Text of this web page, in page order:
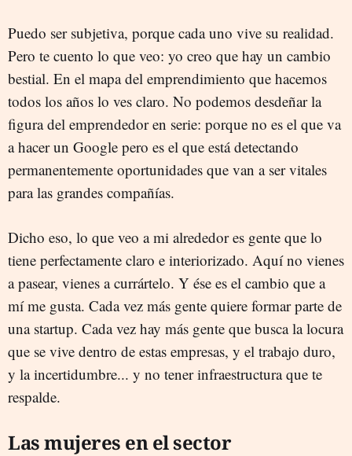
Puedo ser subjetiva, porque cada uno vive su realidad.
Pero te cuento lo que veo: yo creo que hay un cambio
bestial. En el mapa del emprendimiento que hacemos
todos los años lo ves claro. No podemos desdeñar la
figura del emprendedor en serie: porque no es el que va
a hacer un Google pero es el que está detectando
permanentemente oportunidades que van a ser vitales
para las grandes compañías.
Dicho eso, lo que veo a mi alrededor es gente que lo
tiene perfectamente claro e interiorizado. Aquí no vienes
a pasear, vienes a currártelo. Y ése es el cambio que a
mí me gusta. Cada vez más gente quiere formar parte de
una startup. Cada vez hay más gente que busca la locura
que se vive dentro de estas empresas, y el trabajo duro,
y la incertidumbre... y no tener infraestructura que te
respalde.
Las mujeres en el sector